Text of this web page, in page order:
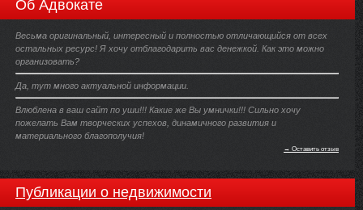
Об Адвокате
Весьма оригинальный, интересный и полностью отличающийся от всех
остальных ресурс! Я хочу отблагодарить вас денежкой. Как это можно
организовать?
Да, тут много актуальной информации.
Влюблена в ваш сайт по уши!!! Какие же Вы умнички!!! Сильно хочу
пожелать Вам творческих успехов, динамичного развития и
материального благополучия!
→ Оставить отзыв
Публикации о недвижимости